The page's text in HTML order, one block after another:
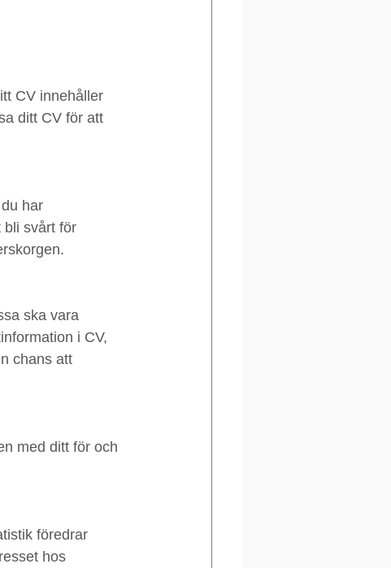
CV innehåller
ditt CV för att
har
bli svårt för
ska vara
i CV,
chans att
med ditt för och
föredrar
hos